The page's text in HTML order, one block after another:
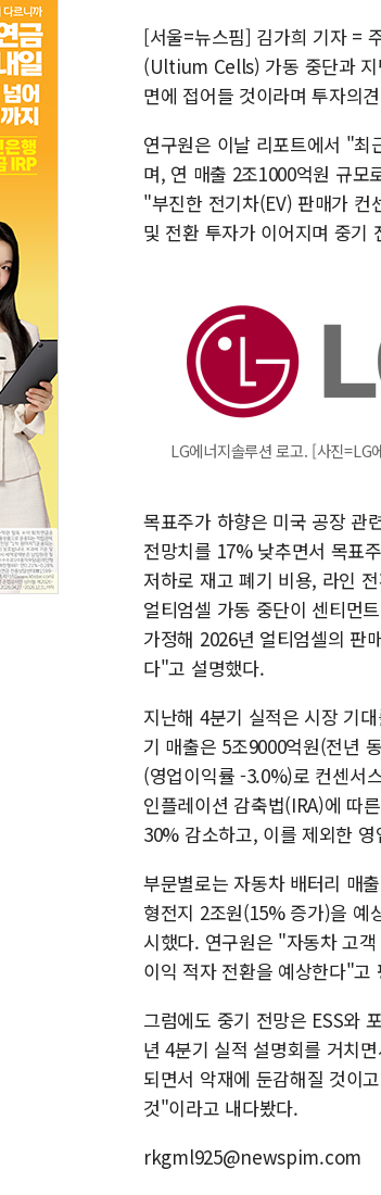
[서울=뉴스핌] 김가희 기자 =
(Ultium Cells) 가동 중단과 지
면에 접어들 것이라며 투자의
연구원은 이날 리포트에서 "최
며, 연 매출 2조1000억원 규모
"부진한 전기차(EV) 판매가 컨
및 전환 투자가 이어지며 중기
LG에너지솔루션 로고. [사진=LG
목표주가 하향은 미국 공장 관
전망치를 17% 낮추면서 목표
저하로 재고 폐기 비용, 라인
얼티엄셀 가동 중단이 센티먼
가정해 2026년 얼티엄셀의 판
다"고 설명했다.​
지난해 4분기 실적은 시장 기
기 매출은 5조9000억원(전년
(영업이익률 -3.0%)로 컨센서
인플레이션 감축법(IRA)에 따
30% 감소하고, 이를 제외한
부문별로는 자동차 배터리 매
형전지 2조원(15% 증가)을 예
시했다. 연구원은 "자동차 고
이익 적자 전환을 예상한다"고
그럼에도 중기 전망은 ESS와
년 4분기 실적 설명회를 거치
되면서 악재에 둔감해질 것이
것"이라고 내다봤다.
rkgml925@newspim.com